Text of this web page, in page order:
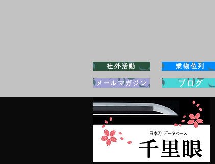
社外活動 業物位列
メールマガジン ブログ